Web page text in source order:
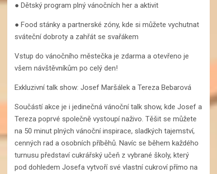
● Dětský program plný vánočních her a aktivit
● Food stánky a partnerské zóny, kde si můžete vychutnat
sváteční dobroty a zahřát se svařákem
Vstup do vánočního městečka je zdarma a otevřeno je
všem návštěvníkům po celý den!
Exkluzivní talk show: Josef Maršálek a Tereza Bebarová
Součástí akce je i jedinečná vánoční talk show, kde Josef a
Tereza poprvé společně vystoupí naživo. Těšit se můžete
na 50 minut plných vánoční inspirace, sladkých tajemství,
cenných rad a osobních příběhů. Navíc se během každého
turnusu představí cukrářský učeň z vybrané školy, který
pod dohledem Josefa vytvoří své vlastní cukroví přímo na